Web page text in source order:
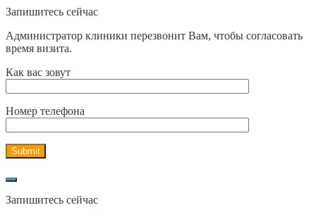
Запишитесь сейчас
Администратор клиники перезвонит Вам, чтобы согласовать
время визита.
Как вас зовут
Номер телефона
Запишитесь сейчас